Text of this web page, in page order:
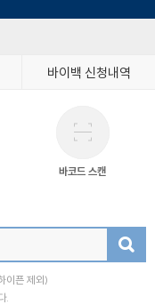
바이백 신청내역
바코드 스캔
이픈 제외)
.